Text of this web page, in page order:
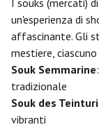
I souks (mercati)
un'esperienza di
affascinante. Gli
mestiere,
Souk Semmarine
tradizionale
Souk des
vibranti